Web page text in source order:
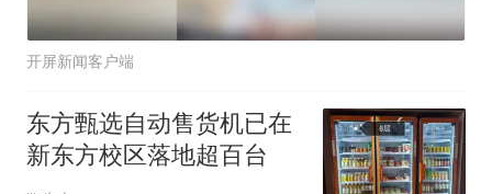
开屏新闻客户端
东方甄选自动售货机已在
新东方校区落地超百台